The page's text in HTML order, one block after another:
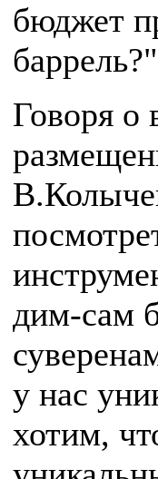
бюджет
Говоря о
дим-сам
у нас
хотим,